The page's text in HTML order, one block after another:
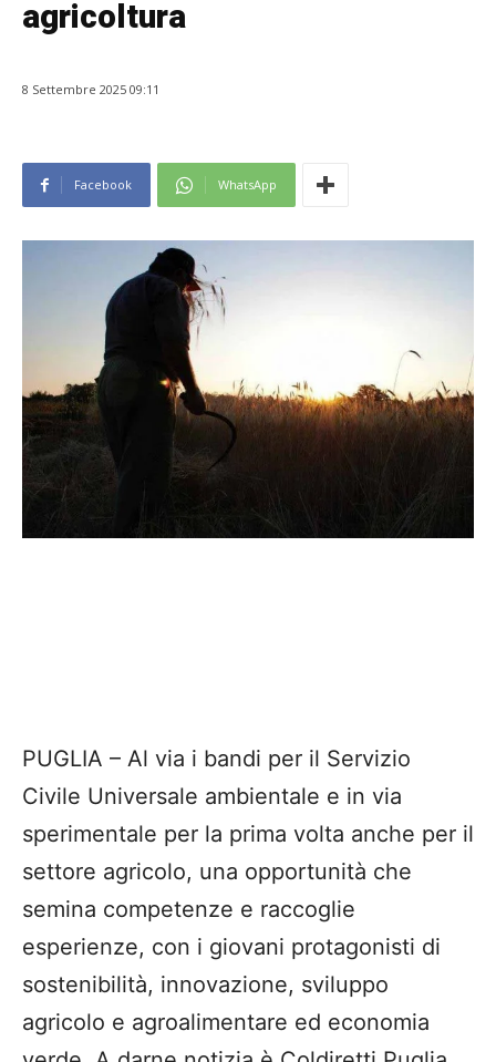
agricoltura
8 Settembre 2025 09:11
Facebook WhatsApp
PUGLIA – Al via i bandi per il Servizio
Civile Universale ambientale e in via
sperimentale per la prima volta anche per il
settore agricolo, una opportunità che
semina competenze e raccoglie
esperienze, con i giovani protagonisti di
sostenibilità, innovazione, sviluppo
agricolo e agroalimentare ed economia